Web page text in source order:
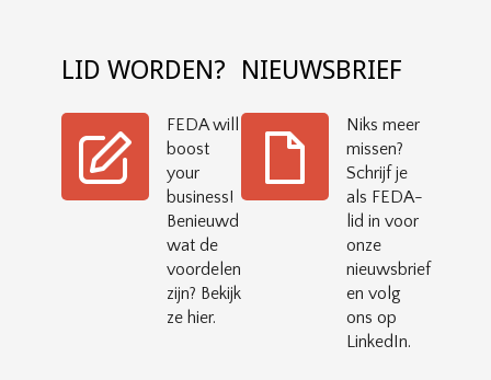
LID WORDEN?
FEDA will
boost
your
business!
Benieuwd
wat de
voordelen
zijn? Bekijk
ze hier.
NIEUWSBRIEF
Niks meer
missen?
Schrijf je
als FEDA-
lid in voor
onze
nieuwsbrief
en volg
ons op
LinkedIn.